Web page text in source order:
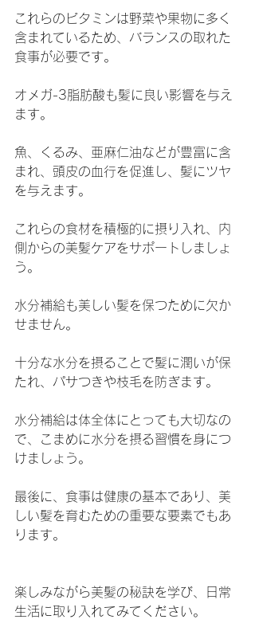
これらのビタミンは野菜や果物に多く
含まれているため、バランスの取れた
食事が必要です。
オメガ-3脂肪酸も髪に良い影響を与え
ます。
魚、くるみ、亜麻仁油などが豊富に含
まれ、頭皮の血行を促進し、髪にツヤ
を与えます。
これらの食材を積極的に摂り入れ、内
側からの美髪ケアをサポートしましょ
う。
水分補給も美しい髪を保つために欠か
せません。
十分な水分を摂ることで髪に潤いが保
たれ、パサつきや枝毛を防ぎます。
水分補給は体全体にとっても大切なの
で、こまめに水分を摂る習慣を身につ
けましょう。
最後に、食事は健康の基本であり、美
しい髪を育むための重要な要素でもあ
ります。
楽しみながら美髪の秘訣を学び、日常
生活に取り入れてみてください。